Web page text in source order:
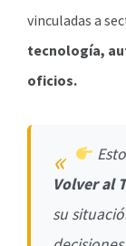
vinculadas a
tecnología,
oficios.
Volver al
su